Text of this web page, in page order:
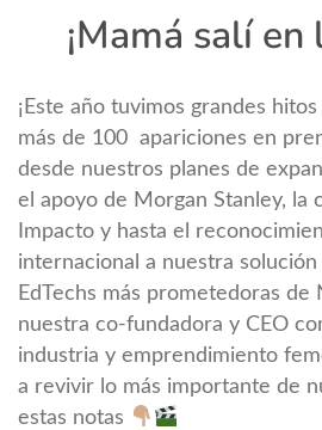
¡Mamá salí en
¡Este año tuvimos grandes
más de 100 apariciones en
desde nuestros planes de
el apoyo de Morgan Stanley, la
Impacto y hasta el
internacional a nuestra
EdTechs más prometedoras de
nuestra co-fundadora y CEO
industria y emprendimiento
a revivir lo más importante de
estas notas